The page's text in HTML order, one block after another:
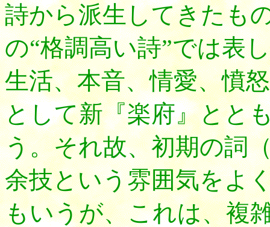
詩から派生してきたも
の“格調高い詩”では表
生活、本音、情愛、憤
として新『楽府』とと
う。それ故、初期の詞
余技という雰囲気をよ
もいうが、これは、複